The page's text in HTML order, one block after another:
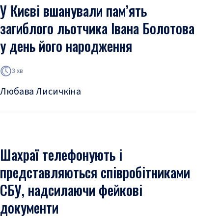
У Києві вшанували пам’ять
загиблого льотчика Івана Болотова
у день його народження
3 хв
Любава Лисичкіна
Шахраї телефонують і
представляються співробітниками
СБУ, надсилаючи фейкові
документи